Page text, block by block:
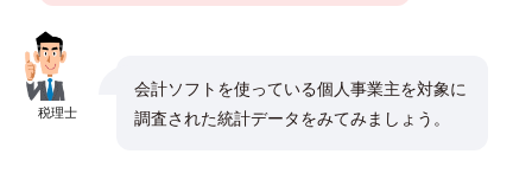
税理士
会計ソフトを使っている個人事業主を対象に
調査された統計データをみてみましょう。